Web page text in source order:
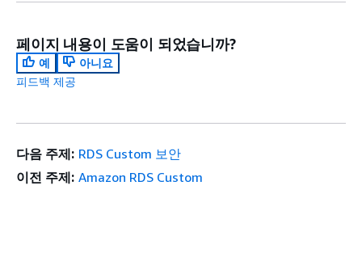
페이지 내용이 도움이 되었습니까?
예
아니요
피드백 제공
다음 주제: RDS Custom 보안
이전 주제: Amazon RDS Custom